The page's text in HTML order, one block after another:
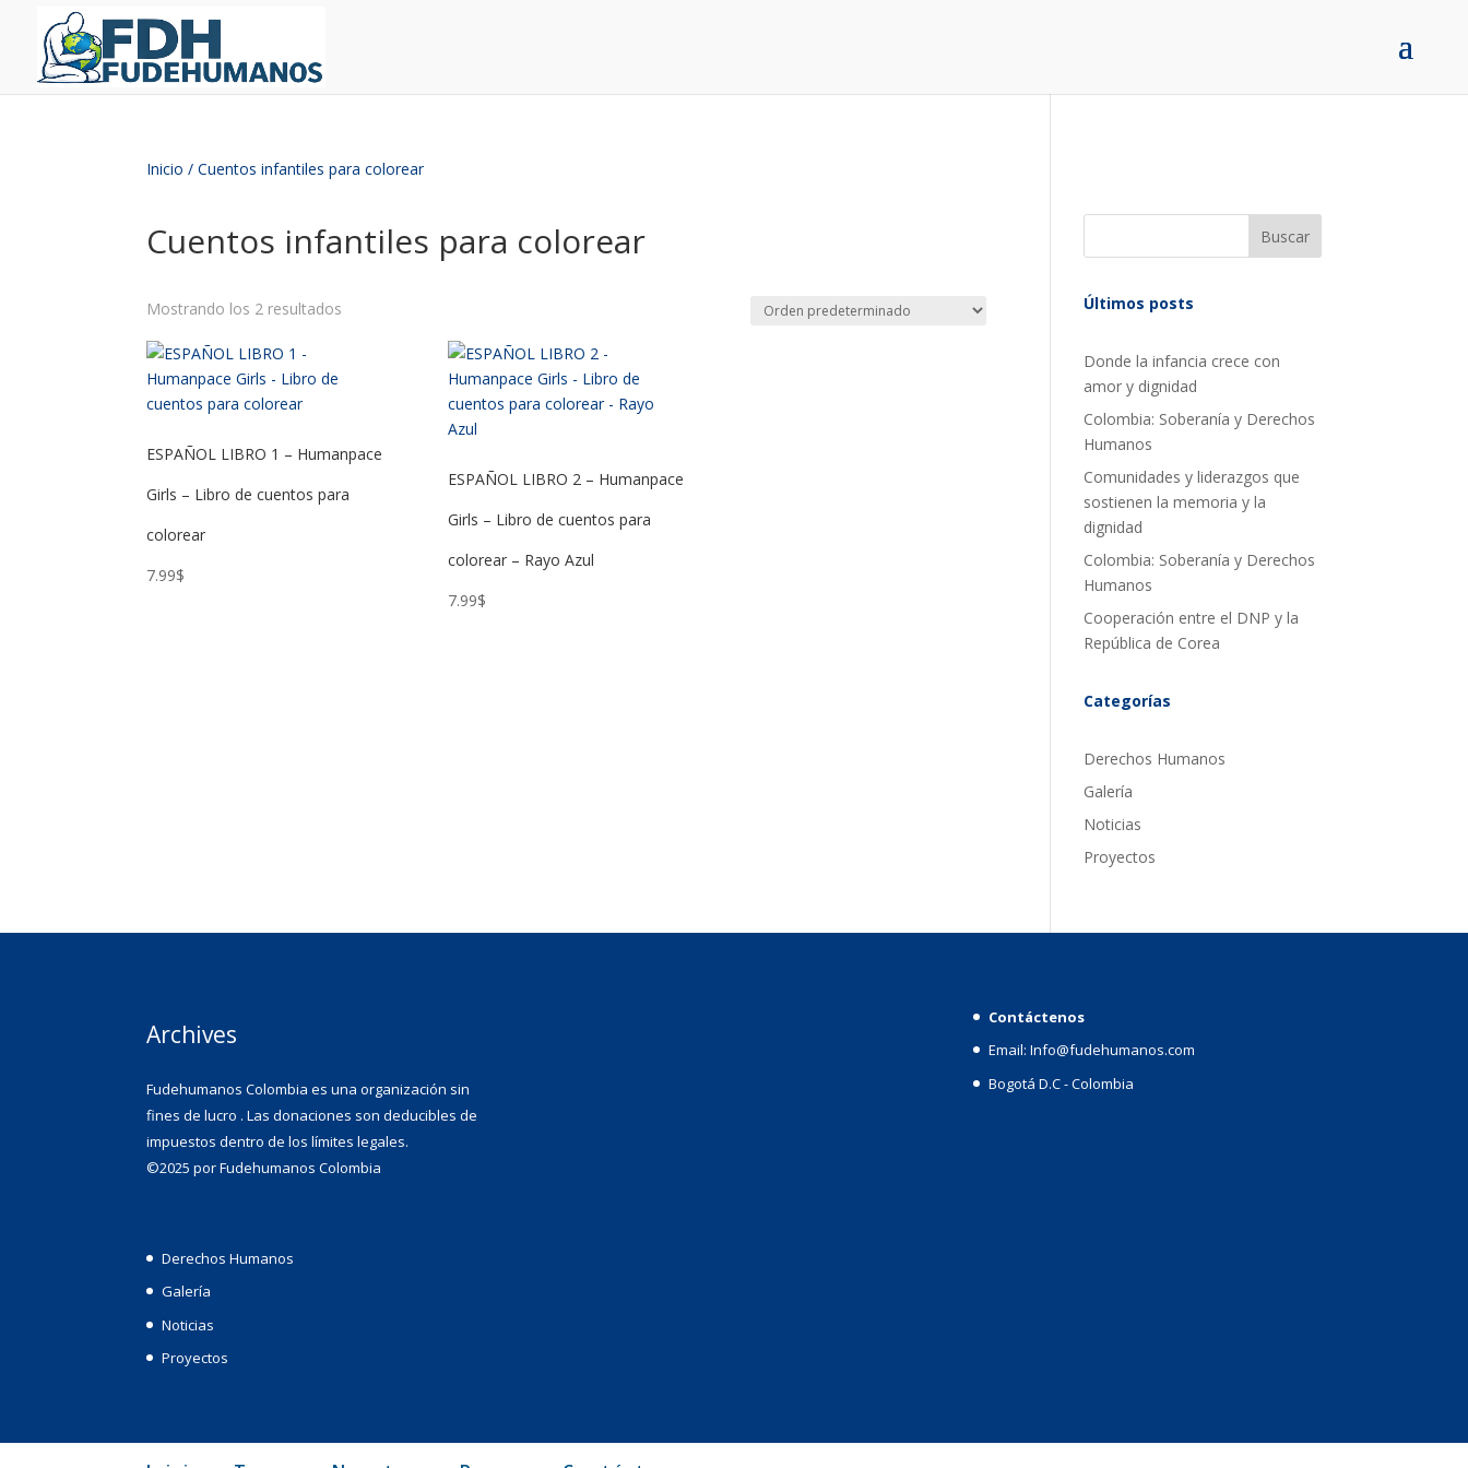
Inicio / Cuentos infantiles para colorear
Cuentos infantiles para colorear
Mostrando los 2 resultados
ESPAÑOL LIBRO 1 – Humanpace
Girls – Libro de cuentos para
colorear
7.99$
ESPAÑOL LIBRO 2 – Humanpace
Girls – Libro de cuentos para
colorear – Rayo Azul
7.99$
Buscar
Últimos posts
Donde la infancia crece con
amor y dignidad
Colombia: Soberanía y Derechos
Humanos
Comunidades y liderazgos que
sostienen la memoria y la
dignidad
Colombia: Soberanía y Derechos
Humanos
Cooperación entre el DNP y la
República de Corea
Categorías
Derechos Humanos
Galería
Noticias
Proyectos
Archives
Fudehumanos Colombia es una organización sin
fines de lucro . Las donaciones son deducibles de
impuestos dentro de los límites legales.
©2025 por Fudehumanos Colombia
Derechos Humanos
Galería
Noticias
Proyectos
Contáctenos
Email: Info@fudehumanos.com
Bogotá D.C - Colombia